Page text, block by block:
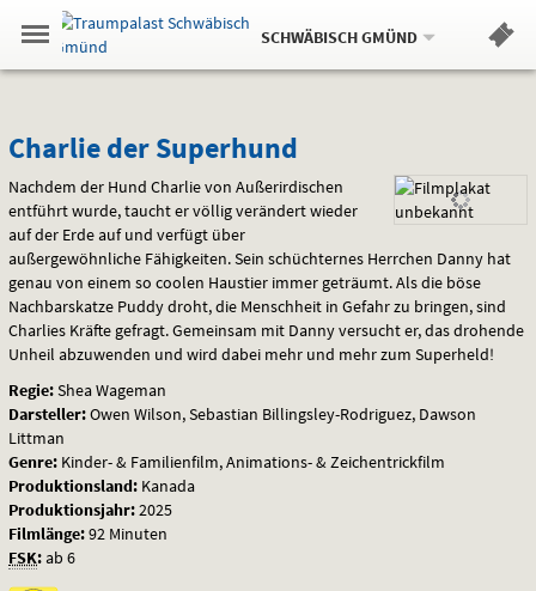
Springe
zum
,zum
.
Navigation
Menü
Gehe
zur
Standortauswahl
Standort:
SCHWÄBISCH GMÜND.
Weitere
Hinweis
Charlie
der
Superhund
Charlie der Superhund
Nachdem der Hund Charlie von Außerirdischen
entführt wurde, taucht er völlig verändert wieder
auf der Erde auf und verfügt über
außergewöhnliche Fähigkeiten. Sein schüchternes Herrchen Danny hat
genau von einem so coolen Haustier immer geträumt. Als die böse
Nachbarskatze Puddy droht, die Menschheit in Gefahr zu bringen, sind
Charlies Kräfte gefragt. Gemeinsam mit Danny versucht er, das drohende
Unheil abzuwenden und wird dabei mehr und mehr zum Superheld!
Regie:Shea Wageman
Darsteller:Owen Wilson, Sebastian Billingsley-Rodriguez, Dawson
Littman
Genre: Kinder- & Familienfilm, Animations- & Zeichentrickfilm
Produktionsland: Kanada
Produktionsjahr:2025
Filmlänge:92 Minuten
FSK:ab 6